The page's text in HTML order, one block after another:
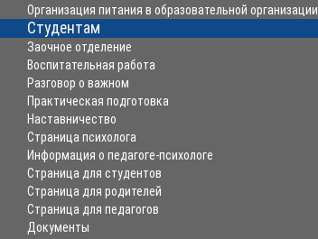
Организация питания в образовательной организации
Студентам
Заочное отделение
Воспитательная работа
Разговор о важном
Практическая подготовка
Наставничество
Страница психолога
Информация о педагоге-психологе
Страница для студентов
Страница для родителей
Страница для педагогов
Документы